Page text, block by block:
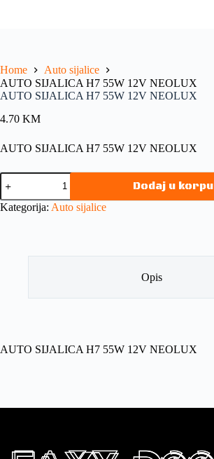
Home
Auto sijalice
AUTO SIJALICA H7 55W 12V NEOLUX
AUTO SIJALICA H7 55W 12V NEOLUX
4.70 KM
AUTO SIJALICA H7 55W 12V NEOLUX
Dodaj u korpu
Kategorija: Auto sijalice
Opis
AUTO SIJALICA H7 55W 12V NEOLUX